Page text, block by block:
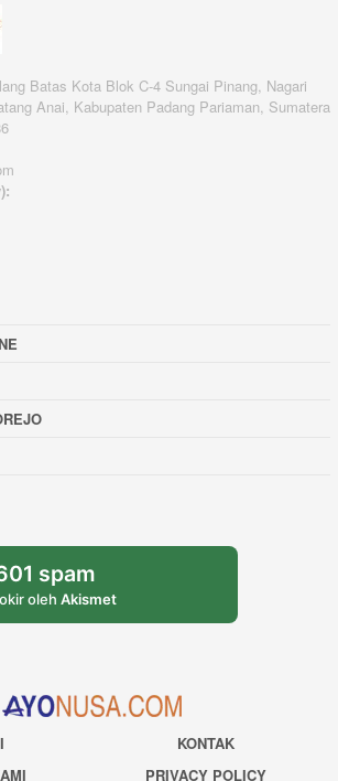
Batas Kota Blok C-4 Sungai Pinang, Nagari
Anai, Kabupaten Padang Pariaman, Sumatera
spam
oleh Akismet
KONTAK
PRIVACY POLICY